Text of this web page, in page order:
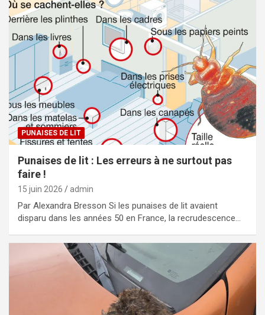
PUNAISES DE LIT
Punaises de lit : Les erreurs à ne surtout pas
faire !
15 juin 2026 admin
Par Alexandra Bresson Si les punaises de lit avaient
disparu dans les années 50 en France, la recrudescence…